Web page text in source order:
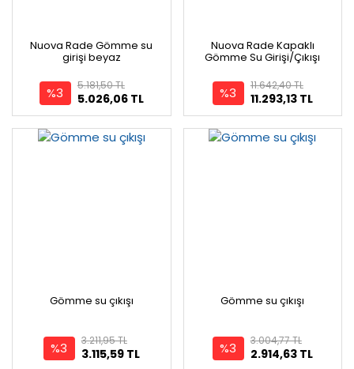
Nuova Rade Gömme su
girişi beyaz
%3 5.026,06 TL
5.181,50 TL
Nuova Rade Kapaklı
Gömme Su Girişi/Çıkışı
%3 11.293,13 TL
11.642,40 TL
Gömme su çıkışı
%3 3.115,59 TL
3.211,95 TL
Gömme su çıkışı
%3 2.914,63 TL
3.004,77 TL